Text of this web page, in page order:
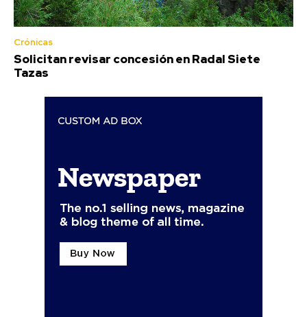
Crónicas
Solicitan revisar concesión en Radal Siete
Tazas